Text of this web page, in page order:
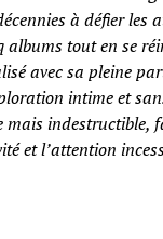
à défier les
albums tout en se
avec sa pleine
intime et
mais indestructible,
et l’attention